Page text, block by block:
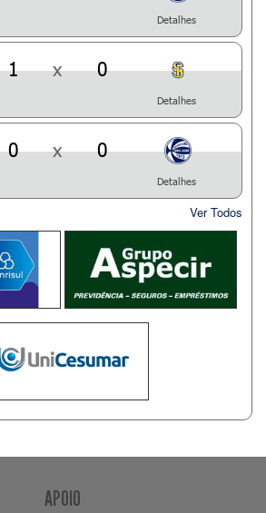
Detalhes
1 x 0
Detalhes
0 x 0
Detalhes
Ver Todos
APOIO